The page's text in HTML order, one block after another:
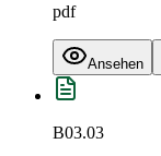
pdf
Ansehen
B03.03